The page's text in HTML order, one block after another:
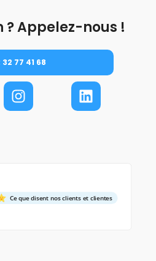
? Appelez-nous !
32 77 41 68
Ce que disent nos clients et clientes